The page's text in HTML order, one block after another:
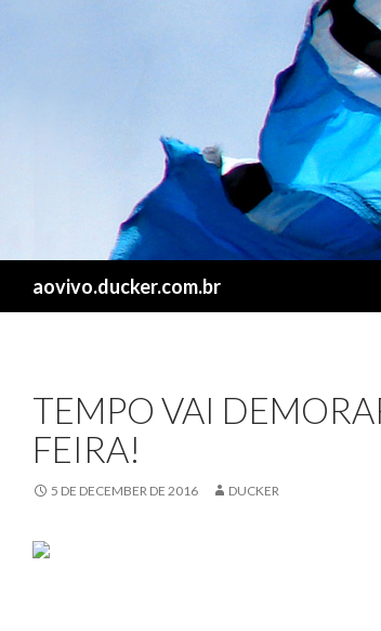
aovivo.ducker.com.br
TEMPO VAI
FEIRA!
5 DE DECEMBER DE 2016 DUCKER